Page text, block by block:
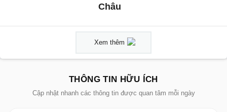
Châu
Xem thêm
THÔNG TIN HỮU ÍCH
Cập nhật nhanh các thông tin được quan tâm mỗi ngày